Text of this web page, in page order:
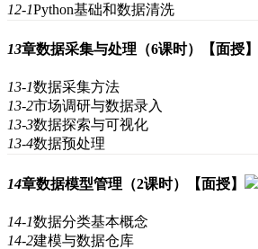
12-1Python基础和数据清洗
13章数据采集与处理（6课时）【面授】
13-1数据采集方法
13-2市场调研与数据录入
13-3数据探索与可视化
13-4数据预处理
14章数据模型管理（2课时）【面授】
14-1数据分类基本概念
14-2建模与数据仓库